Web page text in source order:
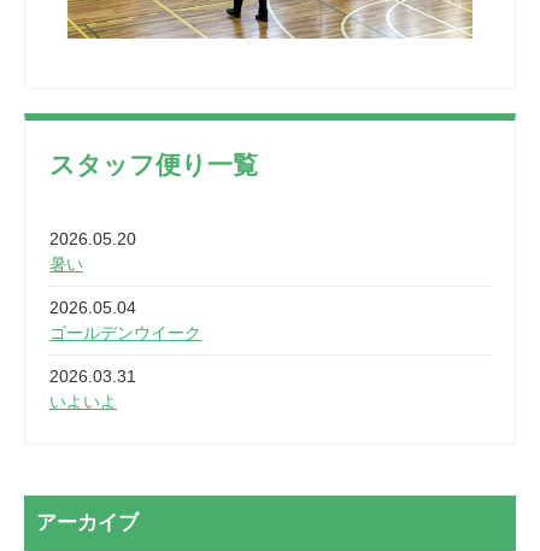
スタッフ便り一覧
2026.05.20
暑い
2026.05.04
ゴールデンウイーク
2026.03.31
いよいよ
2026.03.20
なぎなた
アーカイブ